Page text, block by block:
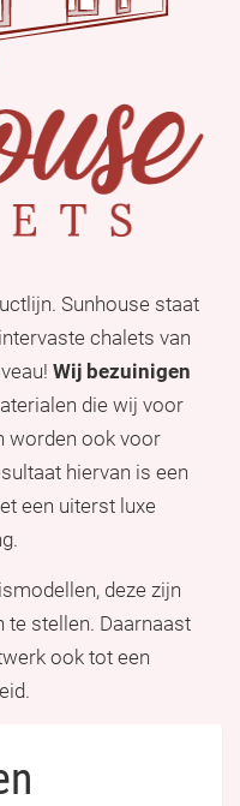
Sunhouse staat
chalets van
Wij bezuinigen
die wij voor
worden ook voor
hiervan is een
een uiterst luxe
deze zijn
te stellen. Daarnaast
ook tot een